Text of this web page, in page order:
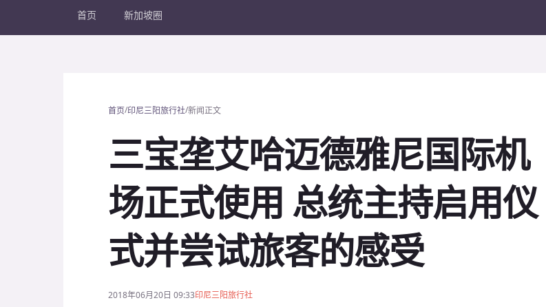
首页 新加坡圈
首页/印尼三阳旅行社/新闻正文
三宝垄艾哈迈德雅尼国际机
场正式使用 总统主持启用仪
式并尝试旅客的感受
2018年06月20日 09:33印尼三阳旅行社